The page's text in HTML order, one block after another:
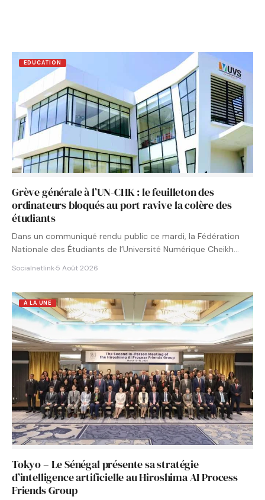
EDUCATION
Grève générale à l’UN-CHK : le feuilleton des
ordinateurs bloqués au port ravive la colère des
étudiants
Dans un communiqué rendu public ce mardi, la Fédération
Nationale des Étudiants de l’Université Numérique Cheikh
Socialnetlink·5 Août 2026
A LA UNE
Tokyo – Le Sénégal présente sa stratégie
d’intelligence artificielle au Hiroshima AI Process
Friends Group